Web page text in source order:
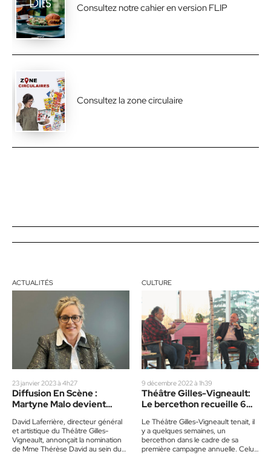
Consultez notre cahier en version FLIP
Consultez la zone circulaire
ACTUALITÉS
23 janvier 2023 à 4h27
Diffusion En Scène :
Martyne Malo devient
David Laferrière, directeur général
et artistique du Théâtre Gilles-
Vigneault, annonçait la nomination
de Mme Thérèse David au sein du
CULTURE
9 décembre 2022 à 1h39
Théâtre Gilles-Vigneault:
Le bercethon recueille 6
Le Théâtre Gilles-Vigneault tenait, il
y a quelques semaines, un
bercethon dans le cadre de sa
première campagne annuelle. Celui-